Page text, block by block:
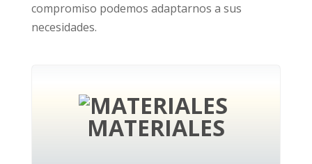
compromiso podemos adaptarnos a sus
necesidades.
MATERIALES